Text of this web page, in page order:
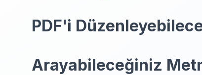
PDF'i
Arayabileceğiniz